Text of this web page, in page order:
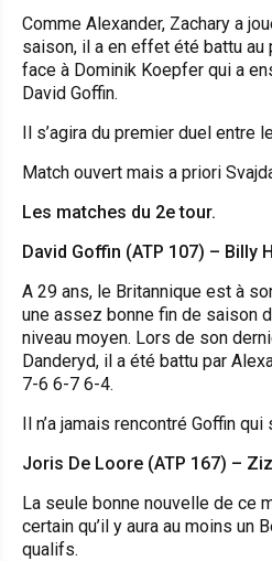
Comme Alexander, Zachary a
saison, il a en effet été battu au
face à Dominik Koepfer qui a
David Goffin.
Il s’agira du premier duel entre
Match ouvert mais a priori
Les matches du 2e tour.
David Goffin (ATP 107) – Billy
A 29 ans, le Britannique est à
une assez bonne fin de saison
niveau moyen. Lors de son
Danderyd, il a été battu par
7-6 6-7 6-4.
Il n’a jamais rencontré Goffin qui
Joris De Loore (ATP 167) –
La seule bonne nouvelle de ce
certain qu’il y aura au moins un
qualifs.